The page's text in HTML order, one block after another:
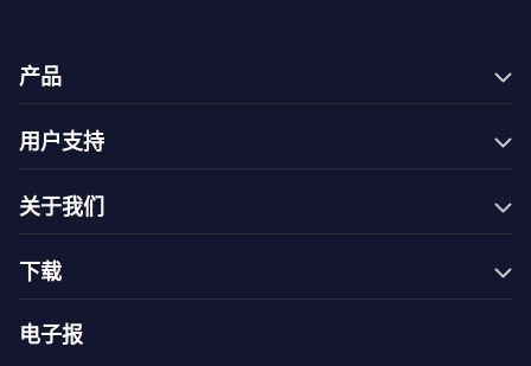
产品
Filmage Converter
Filmage Player
PDF Reader Pro
ComPDFKit PDF SDK
ComPDFKit Conversion SDK
用户支持
万圣节钜惠
开学季
网一钜惠
关于我们
隐私政策
下载
电子报